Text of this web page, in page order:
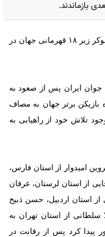
بازماندند.
؛ نخستین دوره رقابتهای اسنوکر زیر ۱۸ قهرمانی جهان در
ایران پس از صعود به
بازیکن برتر جهان به مصاف
تلاش خود از راهیابی به
ترکیب شروین امیدوار از استان فارس،
از استان لرستان، عرفان
استان اردبیل، حسن ذبیح
سلطانی از استان تهران به
پیدا کرد پس از رقابت در